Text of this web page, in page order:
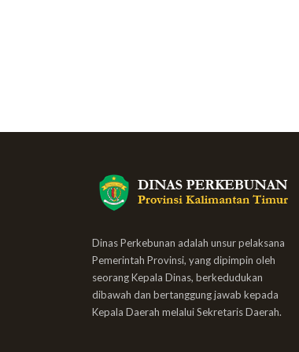
Dinas Perkebunan adalah unsur pelaksana
Pemerintah Provinsi, yang dipimpin oleh
seorang Kepala Dinas, berkedudukan
dibawah dan bertanggung jawab kepada
Kepala Daerah melalui Sekretaris Daerah.